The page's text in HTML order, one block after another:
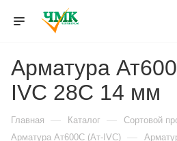
Арматура
IVС 28С 14 мм
Главная — Каталог — Сортовой
Арматура Ат600С (Ат-IVС) —